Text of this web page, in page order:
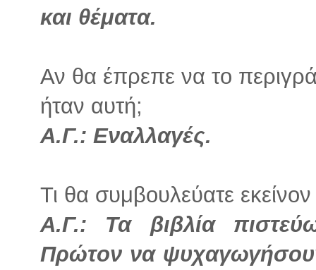
και θέματα.
Αν θα έπρεπε να το
ήταν αυτή;
Α.Γ.: Εναλλαγές.
Τι θα συμβουλεύατε
Α.Γ.: Τα βιβλία
Πρώτον να